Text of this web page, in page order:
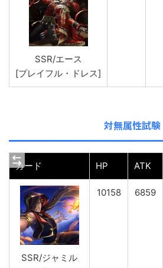
SSR/エース
[プレイフル・ドレス]
対無属性試験
カード HP ATK
SSR/ジャミル
10158
6859